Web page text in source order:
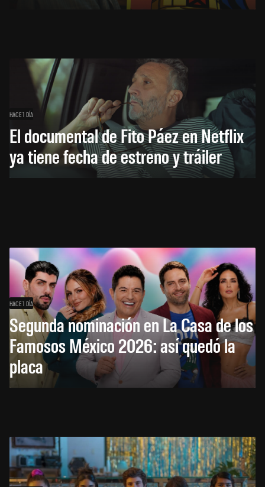
HACE 1 DÍA
El documental de Fito Páez en Netflix
ya tiene fecha de estreno y tráiler
HACE 1 DÍA
Segunda nominación en La Casa de los
Famosos México 2026: así quedó la
placa